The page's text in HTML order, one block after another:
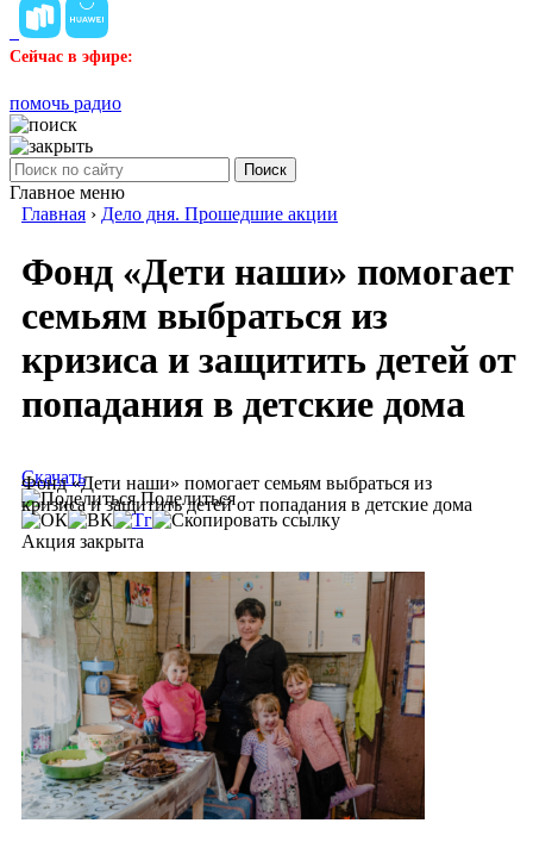
Сейчас в эфире:
помочь радио
Поиск
Главное меню
Главная › Дело дня. Прошедшие акции
Фонд «Дети наши» помогает
семьям выбраться из
кризиса и защитить детей от
попадания в детские дома
Фонд «Дети наши» помогает семьям выбраться из
кризиса и защитить детей от попадания в детские дома
Скачать
Поделиться
Акция закрыта